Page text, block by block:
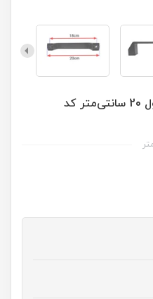
دستگیره پلاستیکی مشکی طول 20 سانتی‌متر کد